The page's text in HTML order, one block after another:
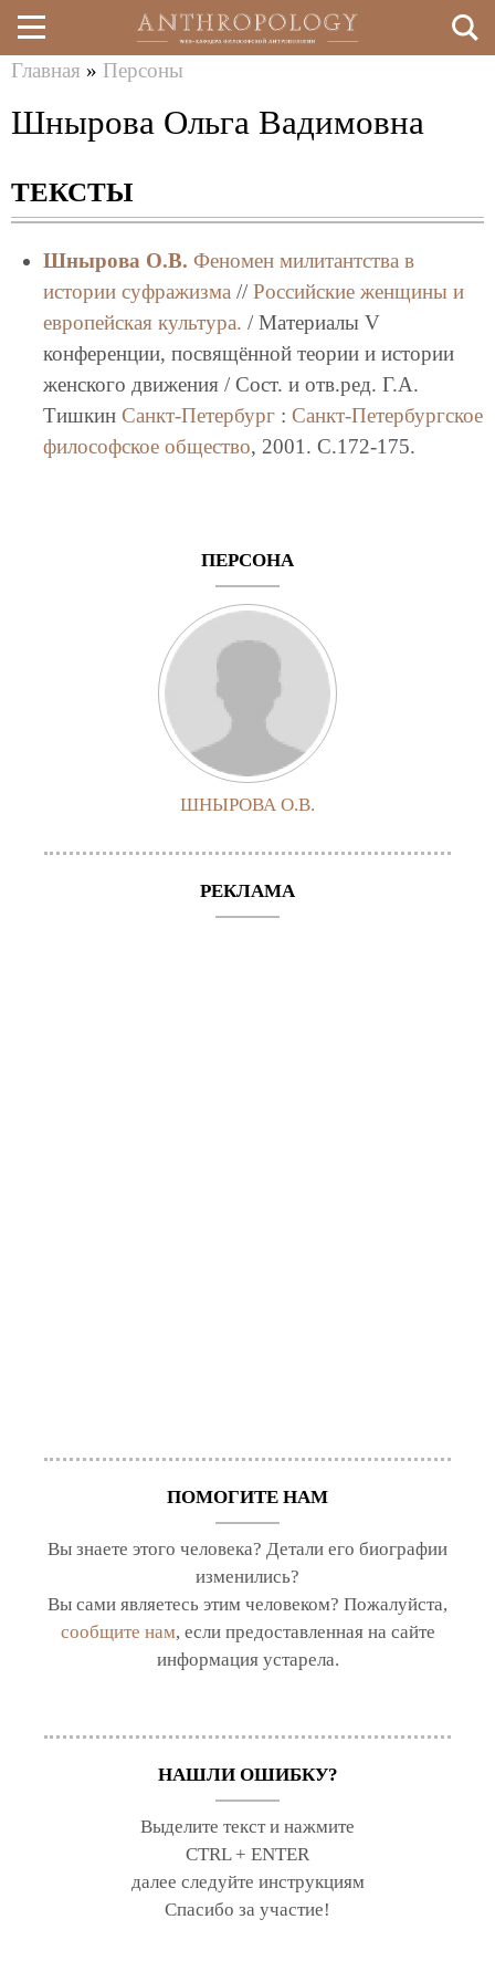
Перейти
к
содержанию
здесь
Главная » Персоны
Шнырова Ольга Вадимовна
ТЕКСТЫ
Шнырова О.В. Феномен милитантства в
истории суфражизма// Российские женщины и
европейская культура. / Материалы V
конференции, посвящённой теории и истории
женского движения / Сост. и отв.ред. Г.А.
Тишкин Санкт-Петербург: Санкт-Петербургское
философское общество, 2001. C.172-175.
ПЕРСОНА
ШНЫРОВА О.В.
РЕКЛАМА
ПОМОГИТЕ НАМ
Вы знаете этого человека? Детали его биографии
изменились?
Вы сами являетесь этим человеком? Пожалуйста,
сообщите нам, если предоставленная на сайте
информация устарела.
НАШЛИ ОШИБКУ?
Выделите текст и нажмите
CTRL + ENTER
далее следуйте инструкциям
Спасибо за участие!